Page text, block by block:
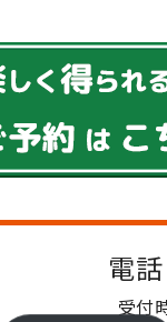
電話
受付